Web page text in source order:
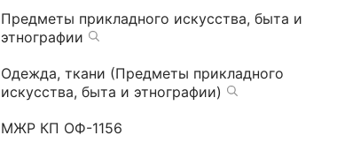
Предметы прикладного искусства, быта и
этнографии
Одежда, ткани (Предметы прикладного
искусства, быта и этнографии)
МЖР КП ОФ-1156